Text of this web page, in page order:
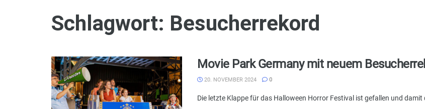
Schlagwort: Besucherrekord
Movie Park Germany mit neuem
20. NOVEMBER 2024 0
Die letzte Klappe für das Halloween Horror Festival ist gefallen und